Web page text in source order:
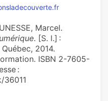
Marcel.
. [S. l.] :
2014.
ISBN 2-7605-
:
36011